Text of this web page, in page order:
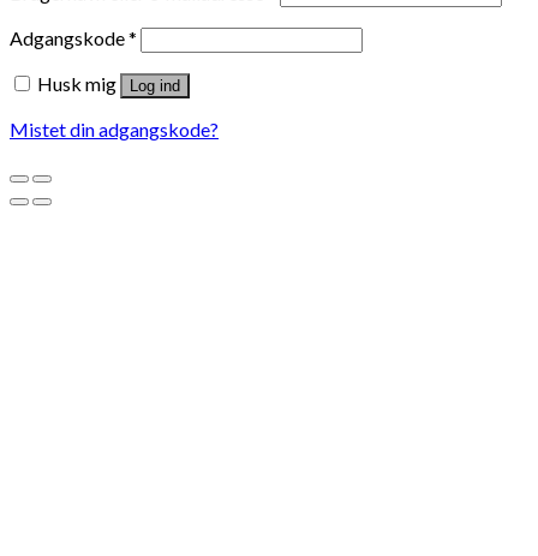
Adgangskode*
Husk mig
Log ind
Mistet din adgangskode?